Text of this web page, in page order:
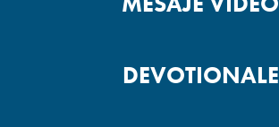
DEVOTIONALE